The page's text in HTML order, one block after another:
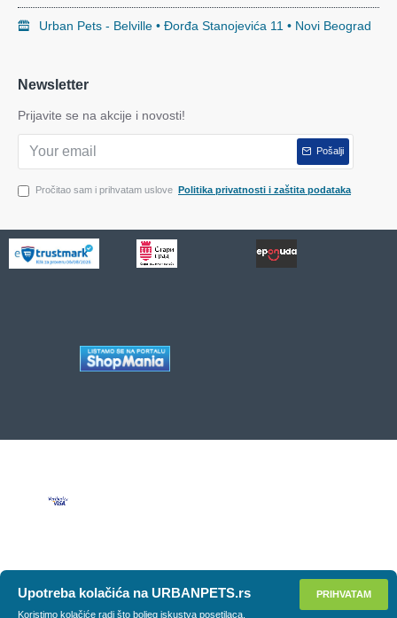
Urban Pets - Belville • Đorđa Stanojevića 11 • Novi Beograd
Newsletter
Prijavite se na akcije i novosti!
Pošalji
Pročitao sam i prihvatam uslove Politika privatnosti i zaštita podataka
PRIHVATAM
Upotreba kolačića na URBANPETS.rs
Koristimo kolačiće radi što boljeg iskustva posetilaca.